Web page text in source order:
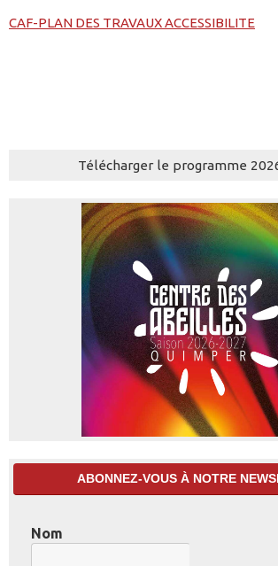
CAF-PLAN DES TRAVAUX ACCESSIBILITE
Télécharger le programme
ABONNEZ-VOUS À NOTRE
Nom